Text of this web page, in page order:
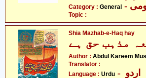
Category : General
Topic :
Shia Mazhab-e-Haq hay
مذہب حق ہے
Author : Abdul Kareem
Translator :
Language : Urdu